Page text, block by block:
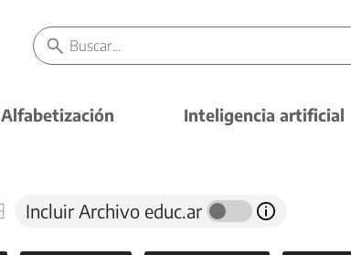
Alfabetización Inteligencia artificial
Incluir Archivo educ.ar